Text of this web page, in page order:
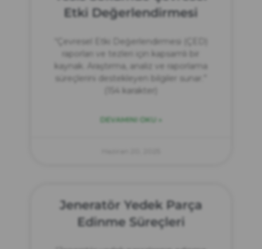
Etki Değerlendirmesi
“Çevresel Etki Değerlendirmesi (ÇED)
raporları ve tezleri için kapsamlı bir
kaynak. Araştırma, analiz ve raporlama
süreçlerini destekleyen bilgiler sunar.”
(154 karakter)
DEVAMINI OKU »
Jeneratör Yedek Parça
Edinme Süreçleri